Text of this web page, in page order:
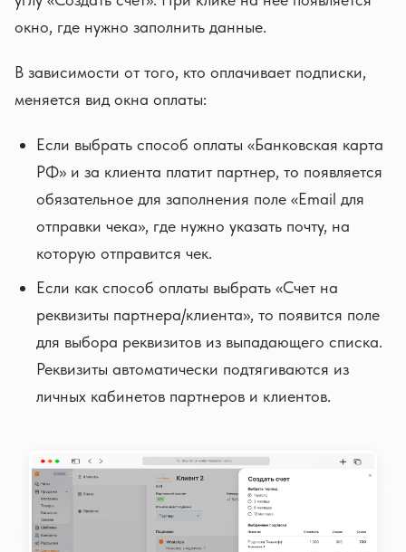
окно, где нужно заполнить данные.
В зависимости от того, кто оплачивает подписки,
меняется вид окна оплаты:
Если выбрать способ оплаты «Банковская карта
РФ» и за клиента платит партнер, то появляется
обязательное для заполнения поле «Email для
отправки чека», где нужно указать почту, на
которую отправится чек.
Если как способ оплаты выбрать «Счет на
реквизиты партнера/клиента», то появится поле
для выбора реквизитов из выпадающего списка.
Реквизиты автоматически подтягиваются из
личных кабинетов партнеров и клиентов.